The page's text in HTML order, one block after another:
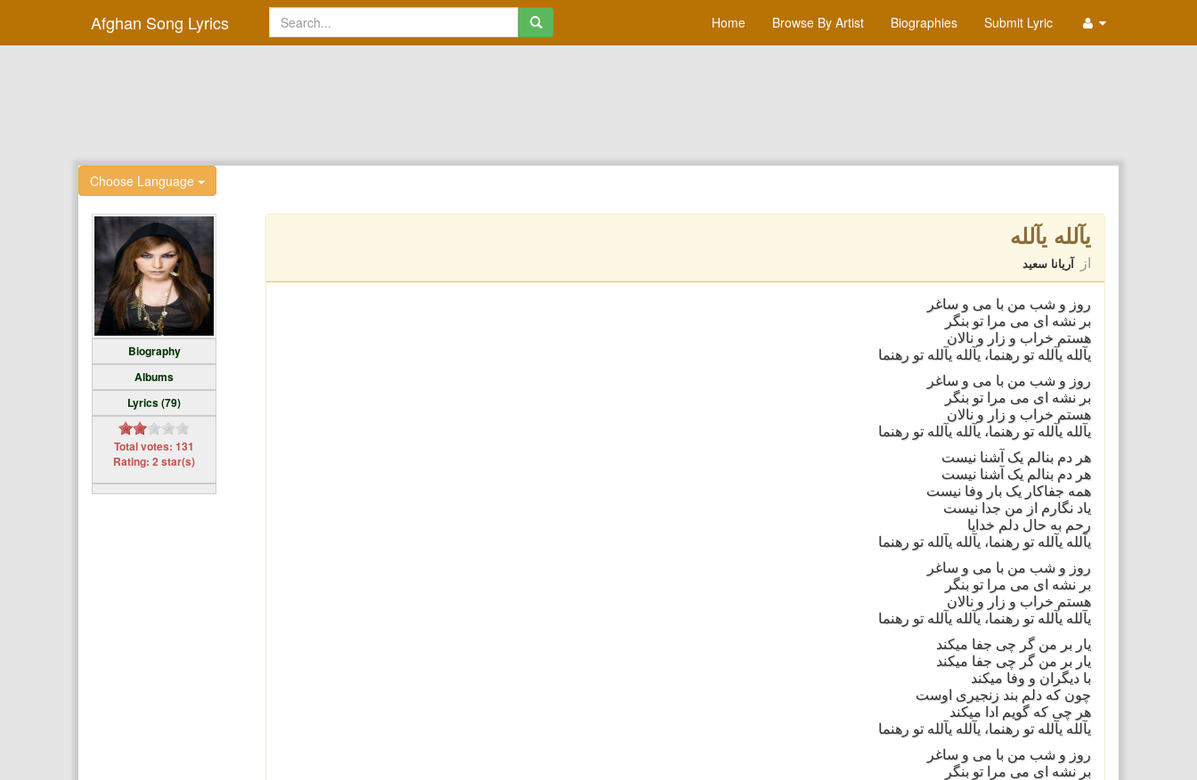
Afghan Song Lyrics Home Browse By Artist Biographies Submit Lyric
Choose Language
Biography
Albums
Lyrics (79)
Total votes: 131
Rating: 2 star(s)
یآلله یآلله
از آریانا سعید
روز و شب من با می و ساغر
بر نشه ای می مرا تو بنگر
هستم خراب و زار و نالان
یآلله یآلله تو رهنما، یآلله یآلله تو رهنما
روز و شب من با می و ساغر
بر نشه ای می مرا تو بنگر
هستم خراب و زار و نالان
یآلله یآلله تو رهنما، یآلله یآلله تو رهنما
هر دم بنالم یک آشنا نیست
هر دم بنالم یک آشنا نیست
همه جفاکار یک بار وفا نیست
یاد نگارم از من جدا نیست
رحم به حال دلم خدایا
یآلله یآلله تو رهنما، یآلله یآلله تو رهنما
روز و شب من با می و ساغر
بر نشه ای می مرا تو بنگر
هستم خراب و زار و نالان
یآلله یآلله تو رهنما، یآلله یآلله تو رهنما
یار بر من گر چی جفا میکند
یار بر من گر چی جفا میکند
با دیگران و وفا میکند
چون که دلم بند زنجیری اوست
هر چی که گویم ادا میکند
یآلله یآلله تو رهنما، یآلله یآلله تو رهنما
روز و شب من با می و ساغر
بر نشه ای می مرا تو بنگر